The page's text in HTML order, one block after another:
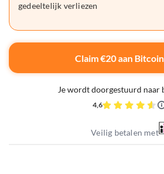
gedeeltelijk verliezen
Claim €20 aan
Je wordt doorgestuurd naar
4,6
Veilig betalen met